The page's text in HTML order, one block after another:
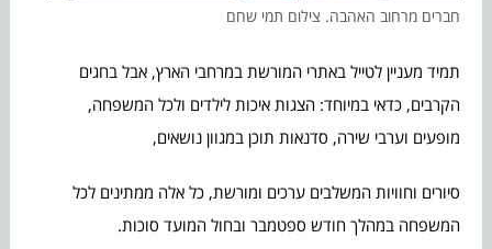
חברים מרחוב האהבה. צילום תמי שחם
תמיד מעניין לטייל באתרי המורשת במרחבי הארץ, אבל בחגים
הקרבים, כדאי במיוחד: הצגות איכות לילדים ולכל המשפחה,
מופעים וערבי שירה, סדנאות תוכן במגוון נושאים,
סיורים וחוויות המשלבים ערכים ומורשת, כל אלה ממתינים לכל
המשפחה במהלך חודש ספטמבר ובחול המועד סוכות.